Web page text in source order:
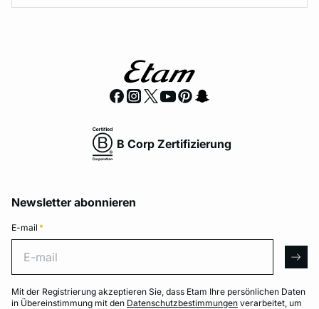
B Corp Zertifizierung
Newsletter abonnieren
E-mail *
Mit der Registrierung akzeptieren Sie, dass Etam Ihre persönlichen Daten
in Übereinstimmung mit den Datenschutzbestimmungen verarbeitet, um